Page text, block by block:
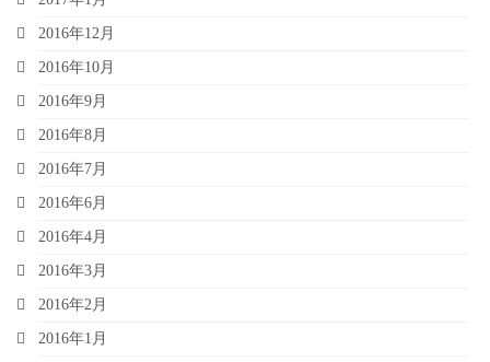
2016年12月
2016年10月
2016年9月
2016年8月
2016年7月
2016年6月
2016年4月
2016年3月
2016年2月
2016年1月